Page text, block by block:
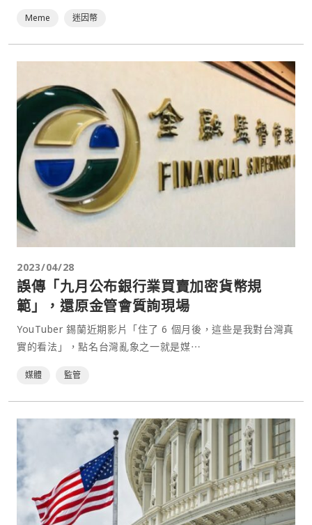
Meme 迷因幣
2023/04/28
誤傳「九月公布銀行業買賣加密貨幣規
範」，還原金管會質詢現場
YouTuber 錫蘭近期影片「住了 6 個月後，這些是我對台灣真
實的看法」，點名台灣亂象之一就是媒⋯
媒體 監管